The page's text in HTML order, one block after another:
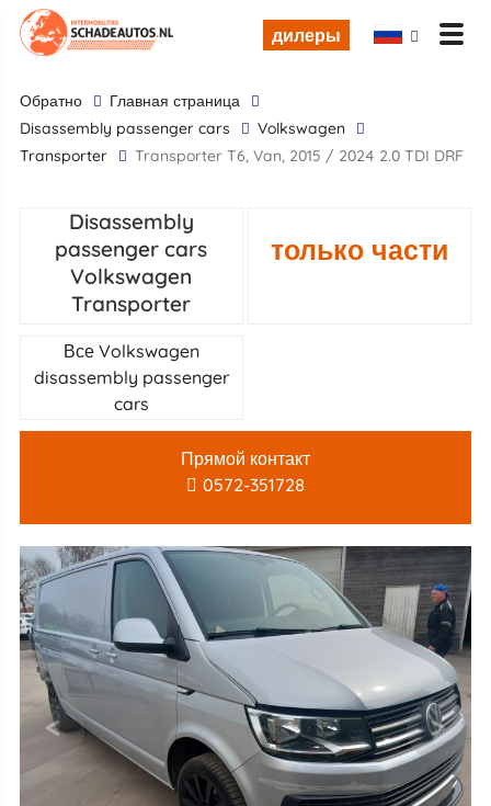
дилеры
обратно
Главная страница
disassembly passenger cars
Volkswagen
Transporter
Transporter T6, Van, 2015 / 2024 2.0 TDI DRF
Disassembly
passenger cars
Volkswagen
Transporter
только части
Все Volkswagen
disassembly passenger
cars
Прямой контакт
0572-351728